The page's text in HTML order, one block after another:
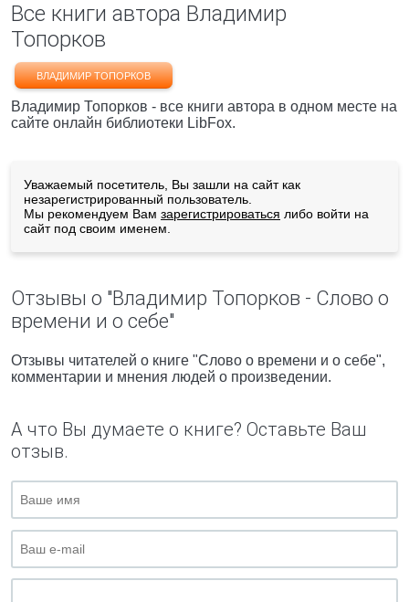
Все книги автора Владимир
Топорков
ВЛАДИМИР ТОПОРКОВ
Владимир Топорков - все книги автора в одном месте на
сайте онлайн библиотеки LibFox.
Уважаемый посетитель, Вы зашли на сайт как
незарегистрированный пользователь.
Мы рекомендуем Вам зарегистрироваться либо войти на
сайт под своим именем.
Отзывы о "Владимир Топорков - Слово о
времени и о себе"
Отзывы читателей о книге "Слово о времени и о себе",
комментарии и мнения людей о произведении.
А что Вы думаете о книге? Оставьте Ваш
отзыв.